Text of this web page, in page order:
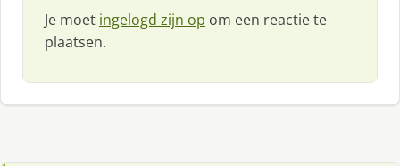
Je moet ingelogd zijn op om een reactie te
plaatsen.